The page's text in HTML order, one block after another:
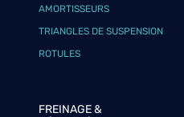
AMORTISSEURS
TRIANGLES DE SUSPENSION
ROTULES
FREINAGE &